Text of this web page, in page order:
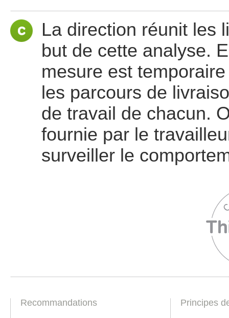
La direction réunit les
but de cette analyse.
mesure est
les parcours de
de travail de chacun.
fournie par le
surveiller le
Recommandations Principes